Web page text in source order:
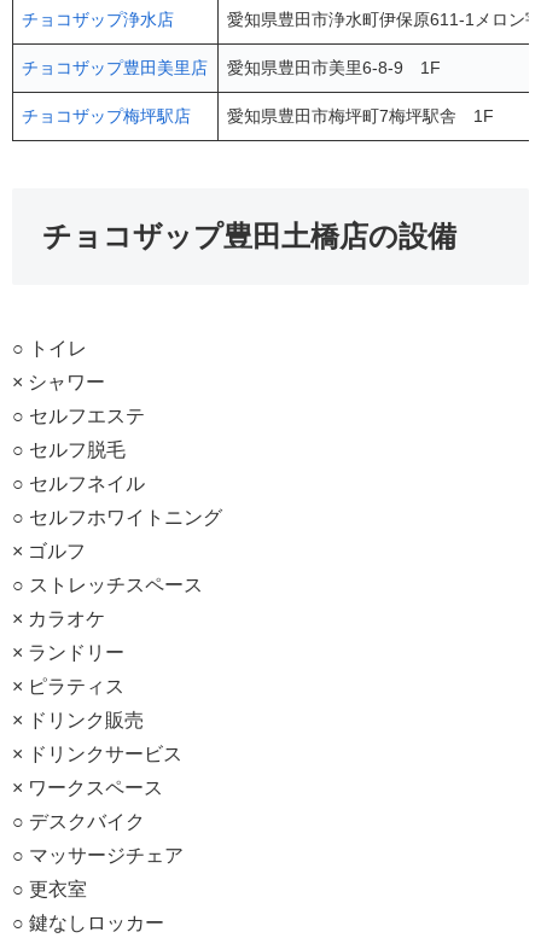
チョコザップ浄水店 愛知県豊田市浄水町伊保原611-1メロン
チョコザップ豊田美里店 愛知県豊田市美里6-8-9 1F
チョコザップ梅坪駅店 愛知県豊田市梅坪町7梅坪駅舎 1F
チョコザップ豊田土橋店の設備
○ トイレ
× シャワー
○ セルフエステ
○ セルフ脱毛
○ セルフネイル
○ セルフホワイトニング
× ゴルフ
○ ストレッチスペース
× カラオケ
× ランドリー
× ピラティス
× ドリンク販売
× ドリンクサービス
× ワークスペース
○ デスクバイク
○ マッサージチェア
○ 更衣室
○ 鍵なしロッカー